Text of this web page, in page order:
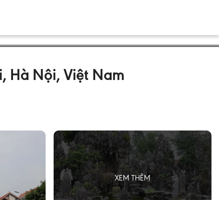
Hà Nội, Việt Nam